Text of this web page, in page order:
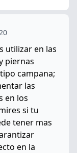
utilizar en las
piernas
campana;
las
en los
si tu
tener mas
en la